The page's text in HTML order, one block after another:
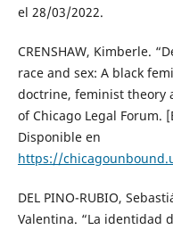
el 28/03/2022.
CRENSHAW, Kimberle.
race and sex: A black
doctrine, feminist theory
of Chicago Legal Forum.
Disponible en
https://
DEL PINO-RUBIO,
Valentina. “La identidad